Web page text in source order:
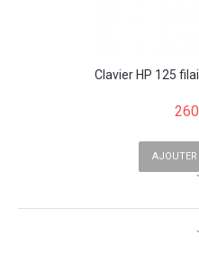
Clavier HP 125
AJOUTER